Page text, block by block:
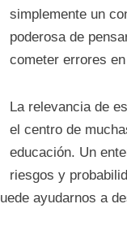
simplemente un
poderosa de
cometer errores
La relevancia de
el centro de
educación. Un
riesgos y
ayudarnos a